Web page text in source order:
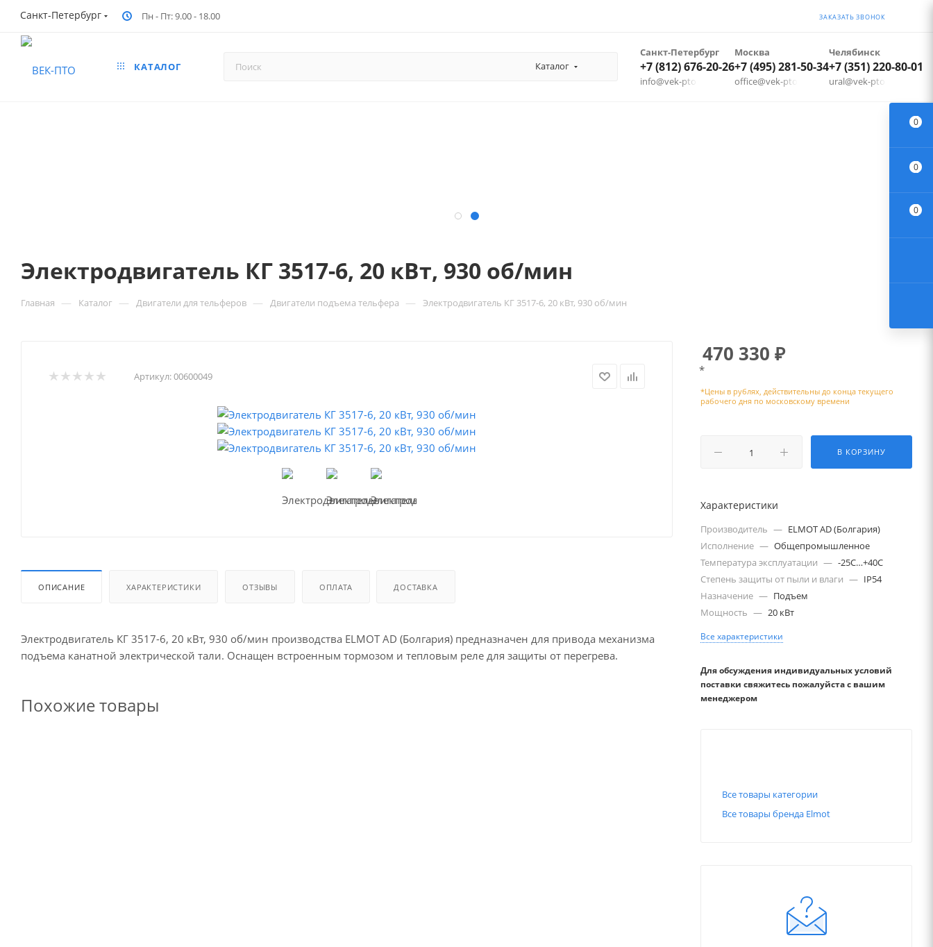
Санкт-Петербург Пн - Пт: 9.00 - 18.00 ЗАКАЗАТЬ ЗВОНОК
КАТАЛОГ Каталог
Санкт-Петербург
+7 (812) 676-20-26
info@vek-pto.ru
Москва
+7 (495) 281-50-34
office@vek-pto.ru
Челябинск
+7 (351) 220-80-01
ural@vek-pto.ru
Электродвигатель КГ 3517-6, 20 кВт, 930 об/мин
Главная — Каталог — Двигатели для тельферов — Двигатели подъема тельфера — Электродвигатель КГ 3517-6, 20 кВт, 930 об/мин
Артикул:00600049
ОПИСАНИЕ ХАРАКТЕРИСТИКИ ОТЗЫВЫ ОПЛАТА ДОСТАВКА
Электродвигатель КГ 3517-6, 20 кВт, 930 об/мин производства ELMOT AD (Болгария) предназначен для привода механизма
подъема канатной электрической тали. Оснащен встроенным тормозом и тепловым реле для защиты от перегрева.
Похожие товары
470 330 ₽
*
В КОРЗИНУ
Характеристики
Производитель — ELMOT AD (Болгария)
Исполнение — Общепромышленное
Температура эксплуатации — -25С…+40С
Степень защиты от пыли и влаги — IP54
Назначение — Подъем
Мощность — 20 кВт
Все характеристики
Для обсуждения индивидуальных условий
поставки свяжитесь пожалуйста с вашим
менеджером
Все товары категории
Все товары бренда Elmot
0
0
0